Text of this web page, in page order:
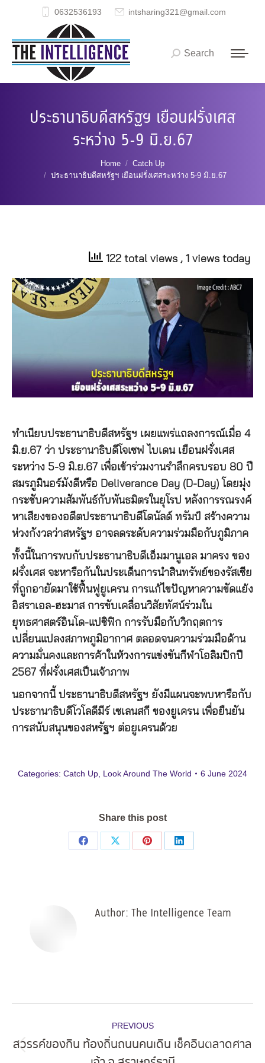
0632536193 intsharing321@gmail.com
Search:
Search
ประธานาธิบดีสหรัฐฯ เยือนฝรั่งเศส
ระหว่าง 5-9 มิ.ย.67
Home
Catch Up
ประธานาธิบดีสหรัฐฯ เยือนฝรั่งเศสระหว่าง 5-9 มิ.ย.67
122 total views , 1 views today
ทำเนียบประธานาธิบดีสหรัฐฯ เผยแพร่แถลงการณ์เมื่อ 4
มิ.ย.67 ว่า ประธานาธิบดีโจเซฟ ไบเดน เยือนฝรั่งเศส
ระหว่าง 5-9 มิ.ย.67 เพื่อเข้าร่วมงานรำลึกครบรอบ 80 ปี
สมรภูมินอร์มังดีหรือ Deliverance Day (D-Day) โดยมุ่ง
กระชับความสัมพันธ์กับพันธมิตรในยุโรป หลังการรณรงค์
หาเสียงของอดีตประธานาธิบดีโดนัลด์ ทรัมป์ สร้างความ
ห่วงกังวลว่าสหรัฐฯ อาจลดระดับความร่วมมือกับภูมิภาค
ทั้งนี้ในการพบกับประธานาธิบดีเอ็มมานูเอล มาครง ของ
ฝรั่งเศส จะหารือกันในประเด็นการนำสินทรัพย์ของรัสเซีย
ที่ถูกอายัดมาใช้ฟื้นฟูยูเครน การแก้ไขปัญหาความขัดแย้ง
อิสราเอล-ฮะมาส การขับเคลื่อนวิสัยทัศน์ร่วมใน
ยุทธศาสตร์อินโด-แปซิฟิก การรับมือกับวิกฤตการ
เปลี่ยนแปลงสภาพภูมิอากาศ ตลอดจนความร่วมมือด้าน
ความมั่นคงและการค้าในห้วงการแข่งขันกีฬาโอลิมปิกปี
2567 ที่ฝรั่งเศสเป็นเจ้าภาพ
นอกจากนี้ ประธานาธิบดีสหรัฐฯ ยังมีแผนจะพบหารือกับ
ประธานาธิบดีโวโลดีมีร์ เซเลนสกี ของยูเครน เพื่อยืนยัน
การสนับสนุนของสหรัฐฯ ต่อยูเครนด้วย
Categories: Catch Up Look Around The World 6 June 2024
Share this post
Share
Share
Share
Share
Author: The Intelligence Team
navigation
PREVIOUS
สวรรค์ของกิน ท้องถิ่นถนนคนเดิน เช็คอินตลาดศาล